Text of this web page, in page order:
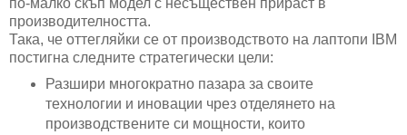
по-малко скъп модел с несъществен прираст в
производителността.
Така, че оттегляйки се от производството на лаптопи IBM
постигна следните стратегически цели:
Разшири многократно пазара за своите
технологии и иновации чрез отделянето на
производствените си мощности, които